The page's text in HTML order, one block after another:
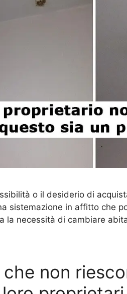
o il desiderio di
sistemazione in affitto che
la necessità di cambiare
non